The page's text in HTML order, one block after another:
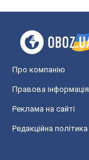
Про компанію
Правова інформація
Реклама на сайті
Редакційна політика